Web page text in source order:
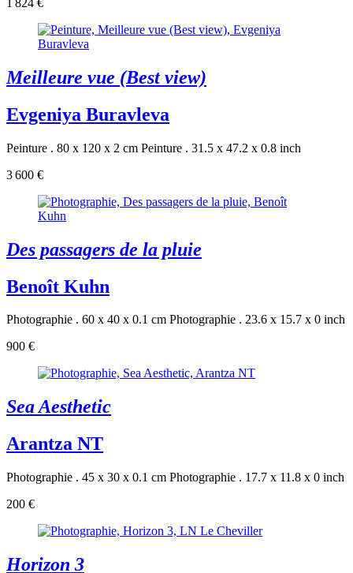
1 824 €
Meilleure vue (Best view)
Evgeniya Buravleva
Peinture . 80 x 120 x 2 cm Peinture . 31.5 x 47.2 x 0.8 inch
3 600 €
Des passagers de la pluie
Benoît Kuhn
Photographie . 60 x 40 x 0.1 cm Photographie . 23.6 x 15.7 x 0 inch
900 €
Sea Aesthetic
Arantza NT
Photographie . 45 x 30 x 0.1 cm Photographie . 17.7 x 11.8 x 0 inch
200 €
Horizon 3